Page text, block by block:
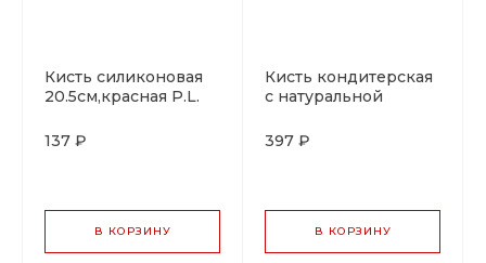
Кисть силиконовая
20.5см,красная P.L.
137 ₽
В КОРЗИНУ
Кисть кондитерская
с натуральной
деревянной ручкой,
397 ₽
В КОРЗИНУ